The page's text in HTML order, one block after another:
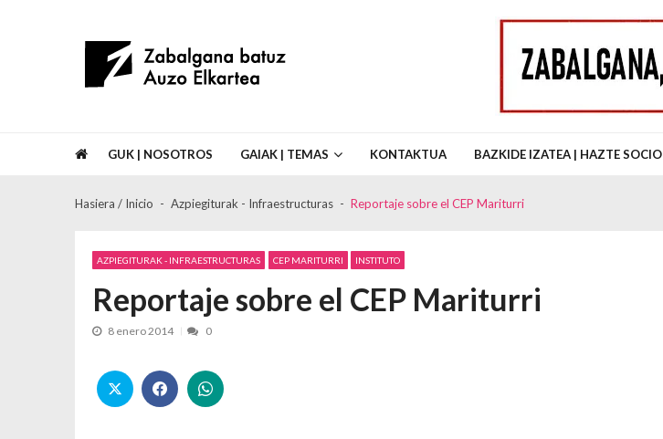
Asociación de Vecinos Zabalgana Batuz Auzo Elkartea
GUK | NOSOTROS GAIAK | TEMAS KONTAKTUA BAZKIDE IZATEA | HAZTE SOCIO
Hasiera / Inicio Azpiegiturak - Infraestructuras Reportaje sobre el CEP Mariturri
AZPIEGITURAK - INFRAESTRUCTURAS CEP MARITURRI INSTITUTO
Reportaje sobre el CEP Mariturri
8 enero 2014 0